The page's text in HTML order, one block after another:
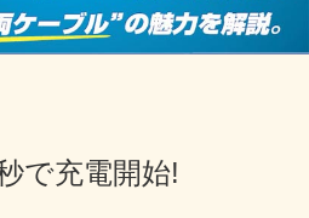
で充電開始!